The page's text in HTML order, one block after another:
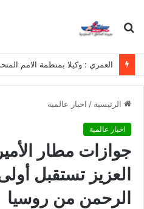
بحث
الرئيسية / اخبار عالمية
اخبار عالمية
جوازات مطار
العزيز تستقبل
الرحمن من روسيا